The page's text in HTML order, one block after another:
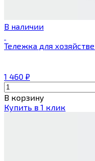
В наличии
Тележка для
1 460 ₽
В корзину
Купить в 1 клик